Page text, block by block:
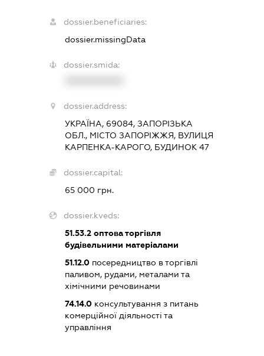
dossier.beneficiaries:
dossier.missingData
dossier.smida:
dossier.address:
УКРАЇНА, 69084, ЗАПОРІЗЬКА
ОБЛ., МІСТО ЗАПОРІЖЖЯ, ВУЛИЦЯ
КАРПЕНКА-КАРОГО, БУДИНОК 47
dossier.capital:
65 000 грн.
dossier.kveds:
51.53.2оптова торгівля
будівельними матеріалами
51.12.0посередництво в торгівлі
паливом, рудами, металами та
хімічними речовинами
74.14.0консультування з питань
комерційної діяльності та
управління